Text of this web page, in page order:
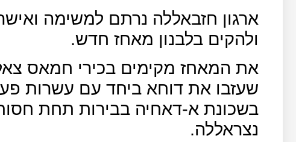
ארגון חזבאללה נרתם למשימה
ולהקים בלבנון מאחז חדש.
את המאחז מקימים בכירי חמאס
שעזבו את דוחא ביחד עם עשרות
בשכונת א-דאחיה בבירות תחת
נצראללה.